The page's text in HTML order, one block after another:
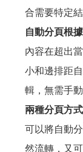
合需要特定
自動分頁根
內容在超出
小和邊排距
輯，無需手動
兩種分頁方
可以將自動
然流轉，又